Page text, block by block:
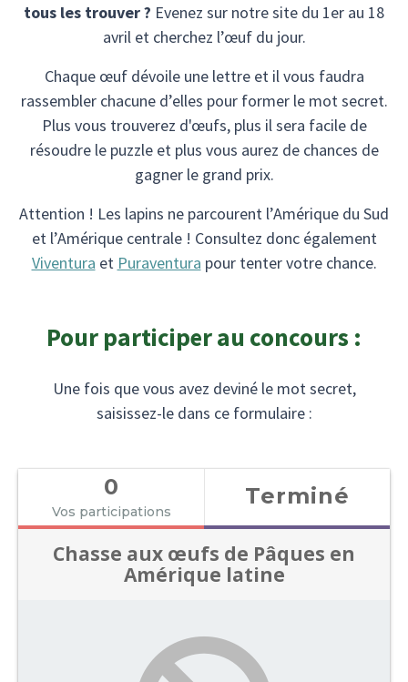
tous les trouver ? Evenez sur notre site du 1er au 18
avril et cherchez l’œuf du jour.
Chaque œuf dévoile une lettre et il vous faudra
rassembler chacune d’elles pour former le mot secret.
Plus vous trouverez d'œufs, plus il sera facile de
résoudre le puzzle et plus vous aurez de chances de
gagner le grand prix.
Attention ! Les lapins ne parcourent l’Amérique du Sud
et l’Amérique centrale ! Consultez donc également
Viventura et Puraventura pour tenter votre chance.
Pour participer au concours :
Une fois que vous avez deviné le mot secret,
saisissez-le dans ce formulaire :